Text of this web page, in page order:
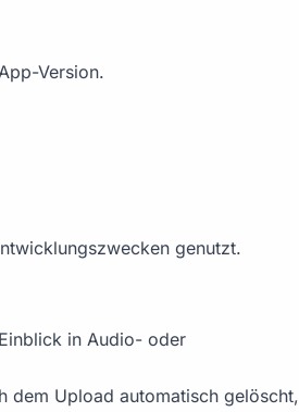
Version.
genutzt.
in Audio- oder
dem Upload automatisch gelöscht,